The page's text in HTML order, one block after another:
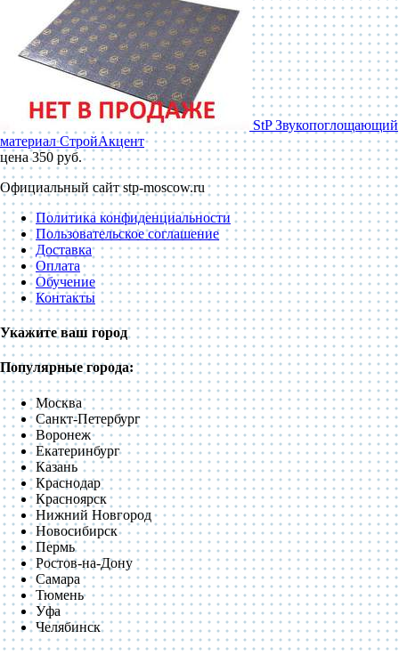
StP Звукопоглощающий
материал СтройАкцент
цена 350 руб.
Официальный сайт stp-moscow.ru
Политика конфиденциальности
Пользовательское соглашение
Доставка
Оплата
Обучение
Контакты
Укажите ваш город
Популярные города:
Москва
Санкт-Петербург
Воронеж
Екатеринбург
Казань
Краснодар
Красноярск
Нижний Новгород
Новосибирск
Пермь
Ростов-на-Дону
Самара
Тюмень
Уфа
Челябинск